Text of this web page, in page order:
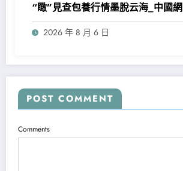
“瞰”見查包養行情墨脫云海_中國網
2026 年 8 月 6 日
POST COMMENT
Comments